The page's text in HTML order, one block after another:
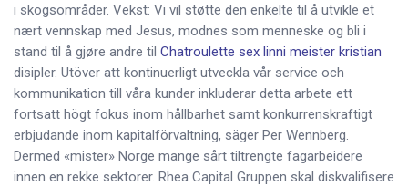
i skogsområder. Vekst: Vi vil støtte den enkelte til å utvikle et
nært vennskap med Jesus, modnes som menneske og bli i
stand til å gjøre andre til Chatroulette sex linni meister kristian
disipler. Utöver att kontinuerligt utveckla vår service och
kommunikation till våra kunder inkluderar detta arbete ett
fortsatt högt fokus inom hållbarhet samt konkurrenskraftigt
erbjudande inom kapitalförvaltning, säger Per Wennberg.
Dermed «mister» Norge mange sårt tiltrengte fagarbeidere
innen en rekke sektorer. Rhea Capital Gruppen skal diskvalifisere